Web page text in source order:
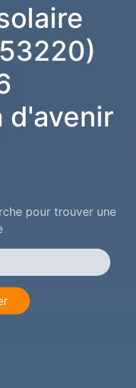
d'avenir
pour trouver une